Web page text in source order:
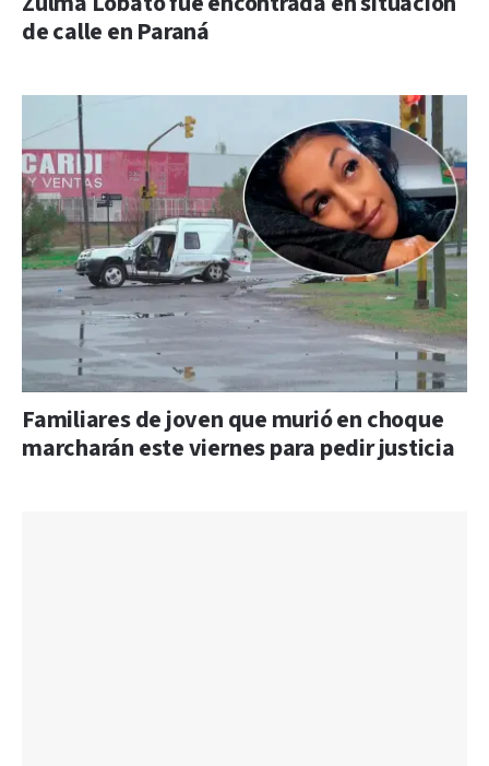
de calle en Paraná
Familiares de joven que murió en choque
marcharán este viernes para pedir justicia